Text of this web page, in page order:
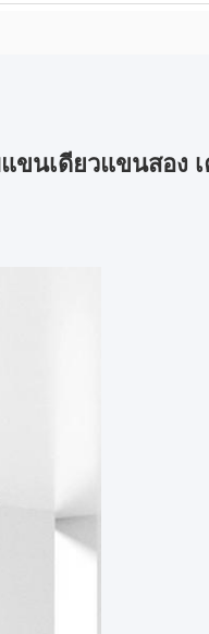
ขนเดียวแขนสอง